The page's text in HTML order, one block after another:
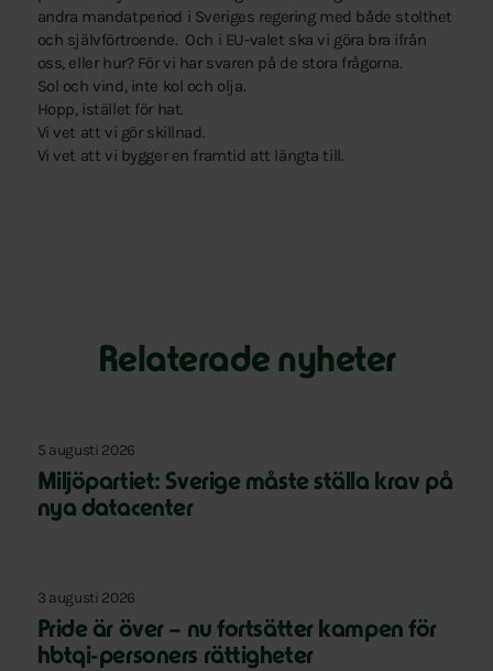
andra mandatperiod i Sveriges regering med både stolthet
och självförtroende. Och i EU-valet ska vi göra bra ifrån
oss, eller hur? För vi har svaren på de stora frågorna.
Sol och vind, inte kol och olja.
Hopp, istället för hat.
Vi vet att vi gör skillnad.
Vi vet att vi bygger en framtid att längta till.
Relaterade nyheter
5 augusti 2026
Miljöpartiet: Sverige måste ställa krav på
nya datacenter
3 augusti 2026
Pride är över – nu fortsätter kampen för
hbtqi-personers rättigheter